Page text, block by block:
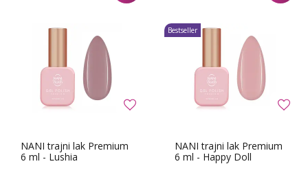
NANI trajni lak Premium
6 ml - Lushia
NANI trajni lak Premium
6 ml - Happy Doll
Bestseller